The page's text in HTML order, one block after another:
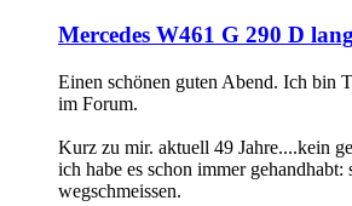
Mercedes W461 G 290 D
Einen schönen guten Abend. Ich bin
im Forum.
Kurz zu mir. aktuell 49 Jahre....kein
ich habe es schon immer gehandhabt:
wegschmeissen.